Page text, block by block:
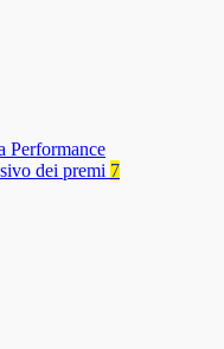
Performance
dei premi 7